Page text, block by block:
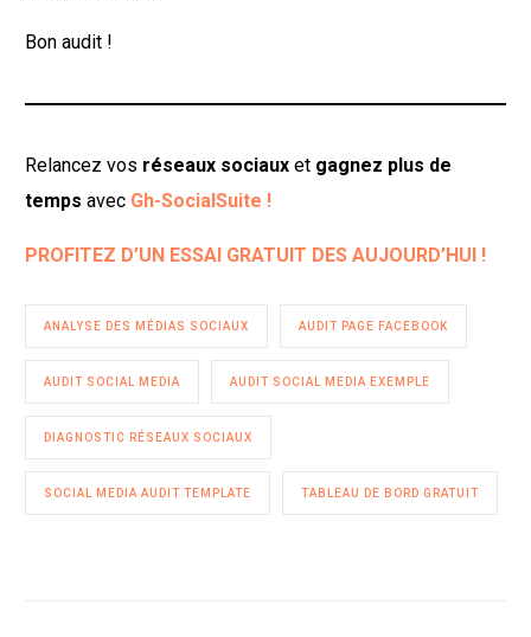
Bon audit !
Relancez vos réseaux sociauxet gagnez plus de
temps avec Gh-SocialSuite !
PROFITEZ D’UN ESSAI GRATUIT DES AUJOURD’HUI !
ANALYSE DES MÉDIAS SOCIAUX AUDIT PAGE FACEBOOK
AUDIT SOCIAL MEDIA AUDIT SOCIAL MEDIA EXEMPLE
DIAGNOSTIC RÉSEAUX SOCIAUX
SOCIAL MEDIA AUDIT TEMPLATE TABLEAU DE BORD GRATUIT